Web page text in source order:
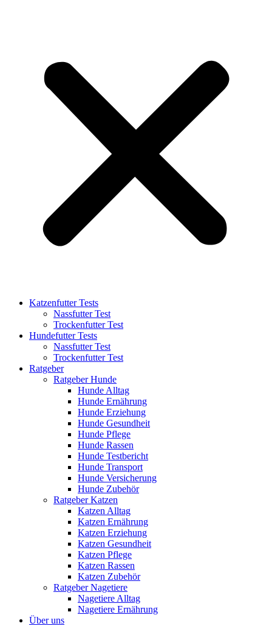
Katzenfutter Tests
Nassfutter Test
Trockenfutter Test
Hundefutter Tests
Nassfutter Test
Trockenfutter Test
Ratgeber
Ratgeber Hunde
Hunde Alltag
Hunde Ernährung
Hunde Erziehung
Hunde Gesundheit
Hunde Pflege
Hunde Rassen
Hunde Testbericht
Hunde Transport
Hunde Versicherung
Hunde Zubehör
Ratgeber Katzen
Katzen Alltag
Katzen Ernährung
Katzen Erziehung
Katzen Gesundheit
Katzen Pflege
Katzen Rassen
Katzen Zubehör
Ratgeber Nagetiere
Nagetiere Alltag
Nagetiere Ernährung
Über uns